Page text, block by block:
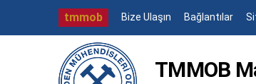
tmmob Bize Ulaşın Bağlantılar
TMMOB